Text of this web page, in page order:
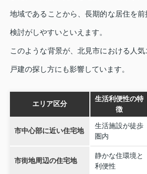
地域であることから、長期的な居住を
検討がしやすいといえます。
このような背景が、北見市における人
戸建の探し方にも影響しています。
エリア区分
生活利便性の特
徴
市中心部に近い住宅地
生活施設が徒歩
圏内
市街地周辺の住宅地
静かな住環境と
利便性